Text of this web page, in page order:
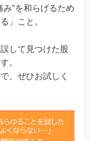
”を和らげるため
」こと。
して見つけた股
。
、ぜひお試しく